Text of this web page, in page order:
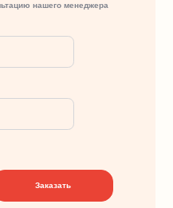
нашего менеджера
Заказать